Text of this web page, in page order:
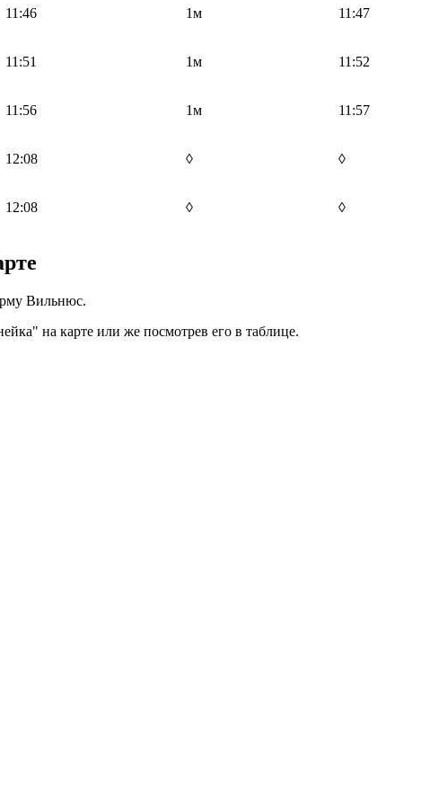
11:46 1м 11:47
11:51 1м 11:52
11:56 1м 11:57
12:08 ◊ ◊
12:08 ◊ ◊
Вильнюс.
на карте или же посмотрев его в таблице.